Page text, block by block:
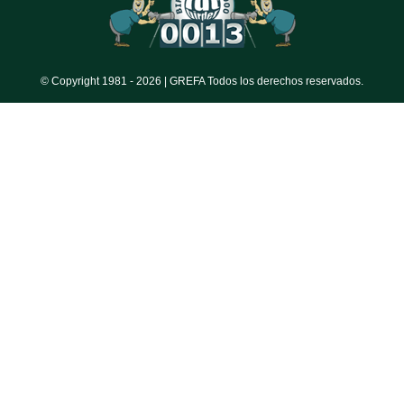
© Copyright 1981 - 2026 | GREFA Todos los derechos reservados.